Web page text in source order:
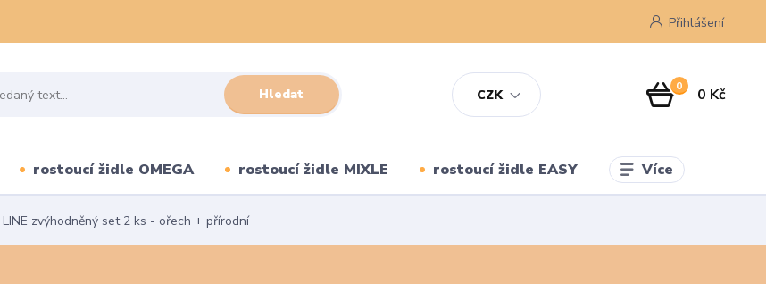
CZK
Přihlášení
Hledat 0 0 Kč
rostoucí židle OMEGA rostoucí židle MIXLE rostoucí židle EASY Více
zvýhodněný set 2 ks - ořech + přírodní